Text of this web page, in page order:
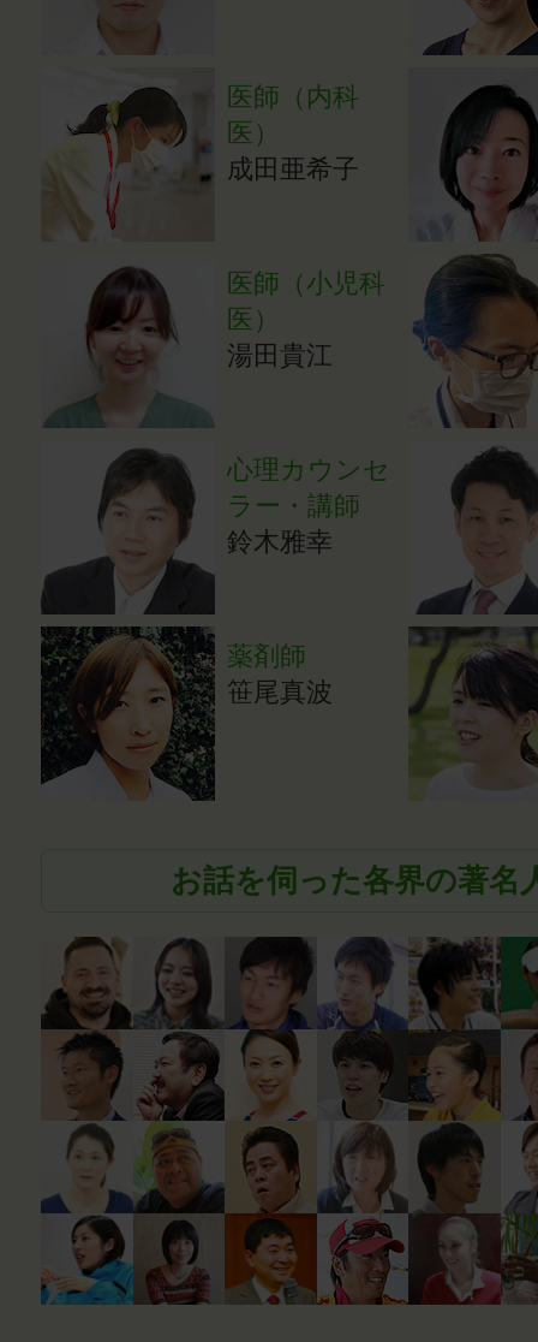
医師（内科
医）
成田亜希子
医師（小児科
医）
湯田貴江
心理カウンセ
ラー・講師
鈴木雅幸
薬剤師
笹尾真波
お話を伺った各界の著名